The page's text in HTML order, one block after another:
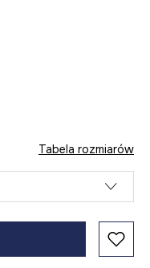
Tabela rozmiarów